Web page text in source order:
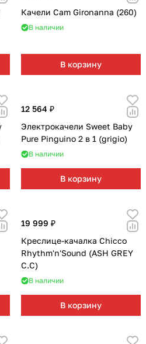
Качели Cam Gironanna (260)
В наличии
В корзину
12 564 ₽
Электрокачели Sweet Baby
Pure Pinguino 2 в 1 (grigio)
В наличии
В корзину
19 999 ₽
Креслице-качалка Chicco
Rhythm'n'Sound (ASH GREY
C.C)
В наличии
В корзину